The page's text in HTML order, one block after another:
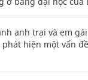
anh trai và em
hiện một vấn